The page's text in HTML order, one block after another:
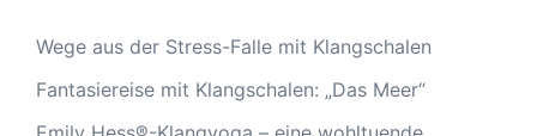
Wege aus der Stress-Falle mit Klangschalen
Fantasiereise mit Klangschalen: „Das Meer“